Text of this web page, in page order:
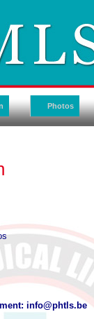
Photos
info@phtls.be